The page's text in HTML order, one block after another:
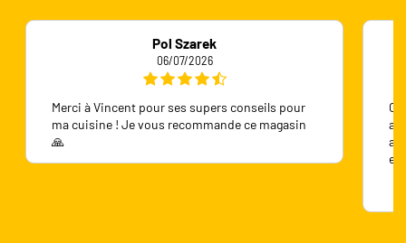
Pol Szarek
06/07/2026
Merci à Vincent pour ses supers conseils pour
ma cuisine ! Je vous recommande ce magasin
🙏